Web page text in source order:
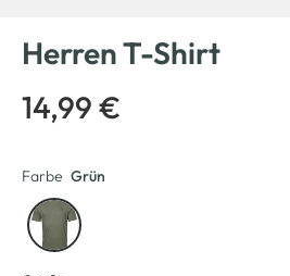
Herren T-Shirt
14,99 €
Farbe Grün